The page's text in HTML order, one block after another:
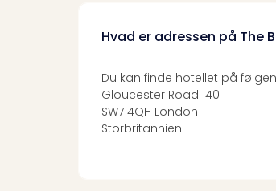
Hvad er adressen på The
Du kan finde hotellet på
Gloucester Road 140
SW7 4QH London
Storbritannien